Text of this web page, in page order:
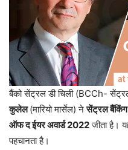
बैंको सेंट्रल डी चिली (BCCh-
कुलेल(मारियो मार्सेल) नेसेंट्रल
ऑफ द ईयर अवार्ड 2022जीता है।
पहचानता है।